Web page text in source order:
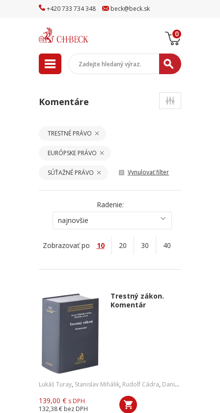
+420733 734348 beck@beck.sk
0
Komentáre
TRESTNÉ PRÁVO
EURÓPSKE PRÁVO
SÚŤAŽNÉ PRÁVO Vynulovať filter
Radenie:
najnovšie
Zobrazovať po 10 20 30 40
Trestný zákon.
Komentár
Lukáš Turay, Stanislav Mihálik, Rudolf Cádra, Daniel Petričko
139,00 € s DPH
132,38 € bez DPH